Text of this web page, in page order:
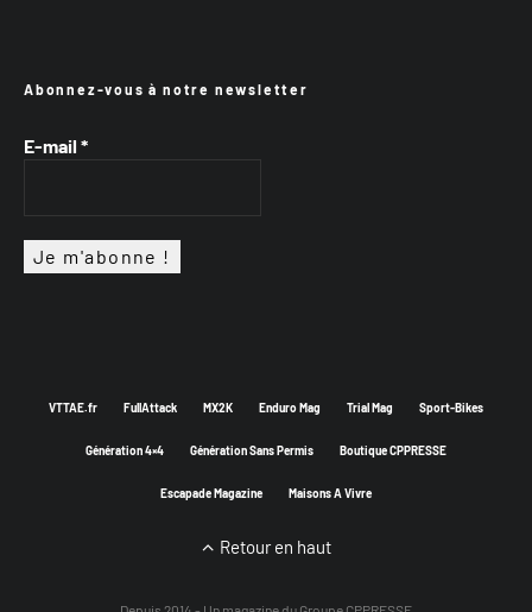
Abonnez-vous à notre newsletter
E-mail *
VTTAE.fr FullAttack MX2K Enduro Mag Trial Mag Sport-Bikes
Génération 4×4 Génération Sans Permis Boutique CPPRESSE
Escapade Magazine Maisons A Vivre
Retour en haut